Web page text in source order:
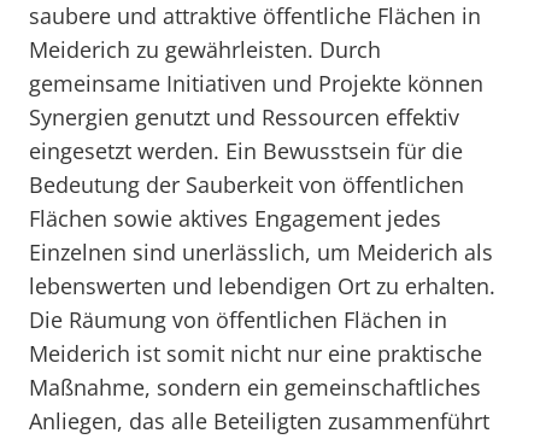
saubere und attraktive öffentliche Flächen in
Meiderich zu gewährleisten. Durch
gemeinsame Initiativen und Projekte können
Synergien genutzt und Ressourcen effektiv
eingesetzt werden. Ein Bewusstsein für die
Bedeutung der Sauberkeit von öffentlichen
Flächen sowie aktives Engagement jedes
Einzelnen sind unerlässlich, um Meiderich als
lebenswerten und lebendigen Ort zu erhalten.
Die Räumung von öffentlichen Flächen in
Meiderich ist somit nicht nur eine praktische
Maßnahme, sondern ein gemeinschaftliches
Anliegen, das alle Beteiligten zusammenführt